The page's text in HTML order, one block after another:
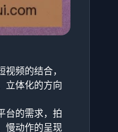
频的结合，
立体化的方向
台的需求，拍
慢动作的呈现